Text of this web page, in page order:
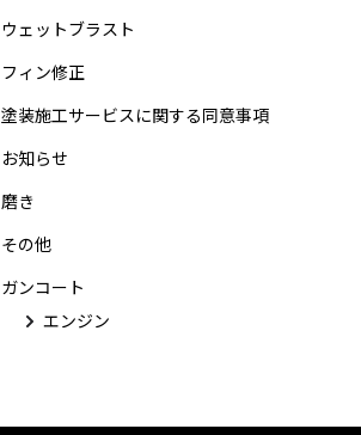
ウェットブラスト
フィン修正
塗装施工サービスに関する同意事項
お知らせ
磨き
その他
ガンコート
エンジン